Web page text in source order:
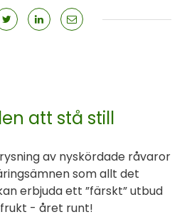
att stå still
av nyskördade råvaror
som allt det
erbjuda ett ”färskt” utbud
- året runt!